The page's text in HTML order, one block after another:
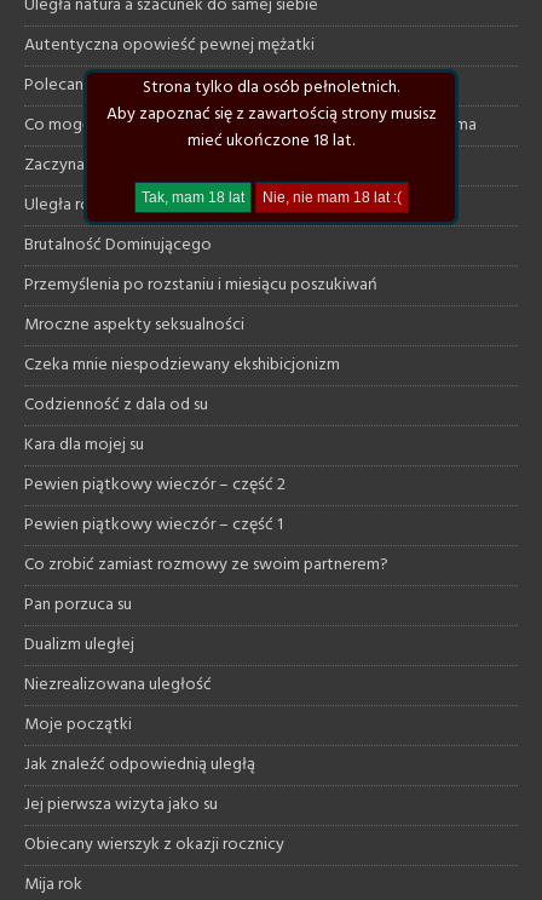
Autentyczna opowieść pewnej mężatki
Polecane klimatyczne książki
Co mogę dać uległej a czego ode mnie na pewno nie otrzyma
Zaczynam szukać od nowa
Uległa rozmawia z dominującym na necie
Brutalność Dominującego
Przemyślenia po rozstaniu i miesiącu poszukiwań
Mroczne aspekty seksualności
Czeka mnie niespodziewany ekshibicjonizm
Codzienność z dala od su
Kara dla mojej su
Pewien piątkowy wieczór – część 2
Pewien piątkowy wieczór – część 1
Co zrobić zamiast rozmowy ze swoim partnerem?
Pan porzuca su
Dualizm uległej
Niezrealizowana uległość
Moje początki
Jak znaleźć odpowiednią uległą
Jej pierwsza wizyta jako su
Obiecany wierszyk z okazji rocznicy
Mija rok
Strona tylko dla osób pełnoletnich.
Aby zapoznać się z zawartością strony musisz
mieć ukończone 18 lat.